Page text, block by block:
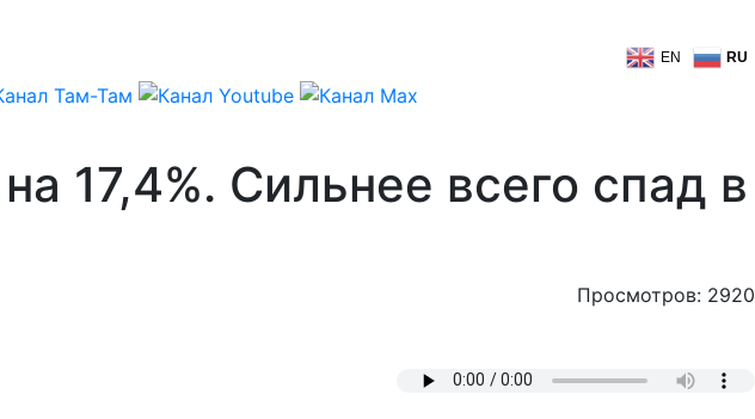
EN RU
17,4%. Сильнее всего спад в
Просмотров: 2920